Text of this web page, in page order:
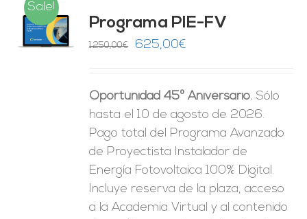
Sale!
Programa PIE-FV
1.250,00€
El
era:
1.250,00€.
625,00€
es:
625,00€.
Oportunidad 45º Aniversario. Sólo
hasta el 10 de agosto de 2026.
Pago total del Programa Avanzado
de Proyectista Instalador de
Energía Fotovoltaica 100% Digital.
Incluye reserva de la plaza, acceso
a la Academia Virtual y al contenido